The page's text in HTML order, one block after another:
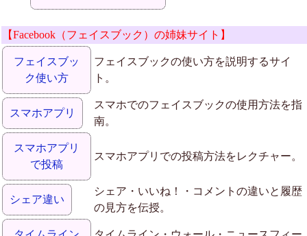
【Facebook（フェイスブック）の姉妹サイト】
フェイスブッ
ク使い方
フェイスブックの使い方を説明するサイ
ト。
スマホアプリ
スマホでのフェイスブックの使用方法を指
南。
スマホアプリ
で投稿
スマホアプリでの投稿方法をレクチャー。
シェア違い
シェア・いいね！・コメントの違いと履歴
の見方を伝授。